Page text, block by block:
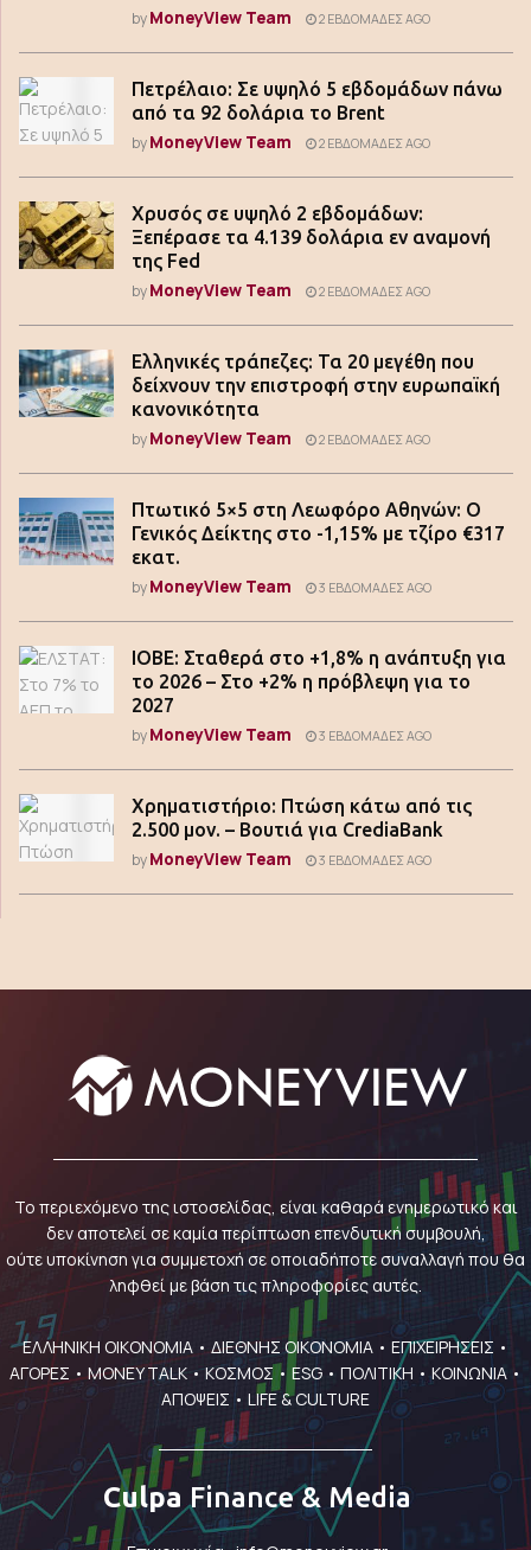
byMoneyView Team 2 ΕΒΔΟΜΆΔΕΣ AGO
Πετρέλαιο: Σε υψηλό 5 εβδομάδων πάνω
από τα 92 δολάρια το Brent
byMoneyView Team 2 ΕΒΔΟΜΆΔΕΣ AGO
Χρυσός σε υψηλό 2 εβδομάδων:
Ξεπέρασε τα 4.139 δολάρια εν αναμονή
της Fed
byMoneyView Team 2 ΕΒΔΟΜΆΔΕΣ AGO
Ελληνικές τράπεζες: Τα 20 μεγέθη που
δείχνουν την επιστροφή στην ευρωπαϊκή
κανονικότητα
byMoneyView Team 2 ΕΒΔΟΜΆΔΕΣ AGO
Πτωτικό 5×5 στη Λεωφόρο Αθηνών: Ο
Γενικός Δείκτης στο -1,15% με τζίρο €317
εκατ.
byMoneyView Team 3 ΕΒΔΟΜΆΔΕΣ AGO
ΙΟΒΕ: Σταθερά στο +1,8% η ανάπτυξη για
το 2026 – Στο +2% η πρόβλεψη για το
2027
byMoneyView Team 3 ΕΒΔΟΜΆΔΕΣ AGO
Χρηματιστήριο: Πτώση κάτω από τις
2.500 μον. – Βουτιά για CrediaBank
byMoneyView Team 3 ΕΒΔΟΜΆΔΕΣ AGO
Το περιεχόμενο της ιστοσελίδας, είναι καθαρά ενημερωτικό και
δεν αποτελεί σε καμία περίπτωση επενδυτική συμβουλή,
ούτε υποκίνηση για συμμετοχή σε οποιαδήποτε συναλλαγή που θα
ληφθεί με βάση τις πληροφορίες αυτές.
ΕΛΛΗΝΙΚΗ ΟΙΚΟΝΟΜΙΑ •ΔΙΕΘΝΗΣ ΟΙΚΟΝΟΜΙΑ • ΕΠΙΧΕΙΡΗΣΕΙΣ •
ΑΓΟΡΕΣ •MONEY TALK •ΚΟΣΜΟΣ • ESG • ΠΟΛΙΤΙΚΗ •ΚΟΙΝΩΝΙΑ •
ΑΠΟΨΕΙΣ • LIFE & CULTURE
Culpa Finance & Media